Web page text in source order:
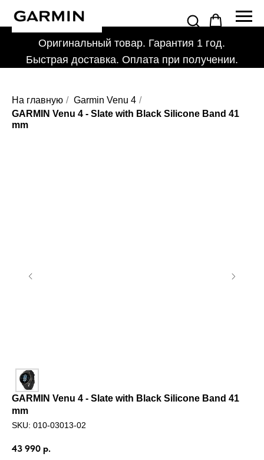
Оригинальный товар. Гарантия 1 год.
Быстрая доставка. Оплата при получении.
На главную / Garmin Venu 4 /
GARMIN Venu 4 - Slate with Black Silicone Band 41
mm
GARMIN Venu 4 - Slate with Black Silicone Band 41
mm
SKU: 010-03013-02
43 990 р.